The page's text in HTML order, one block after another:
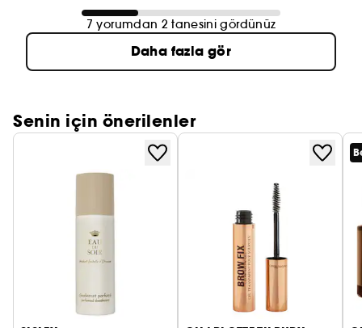
7 yorumdan 2 tanesini gördünüz
Daha fazla gör
Senin için önerilenler